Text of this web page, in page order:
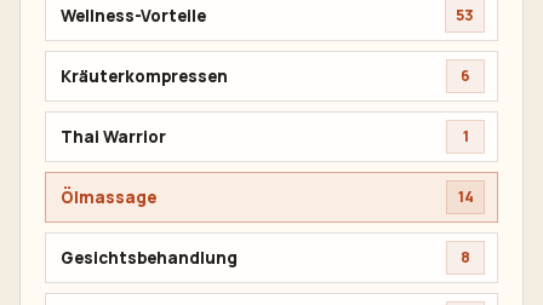
Wellness-Vorteile 53
Kräuterkompressen 6
Thai Warrior 1
Ölmassage 14
Gesichtsbehandlung 8